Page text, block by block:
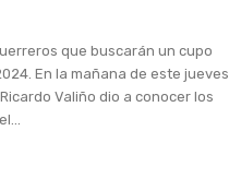
que buscarán un cupo
En la mañana de este jueves
Valiño dio a conocer los